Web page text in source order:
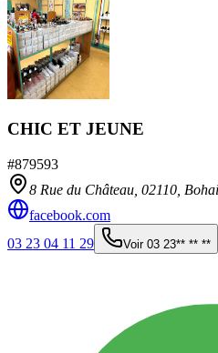
CHIC ET JEUNE
#879593
8 Rue du Château, 02110
facebook.com
03 23 04 11 29
Voir 03 23** ** **